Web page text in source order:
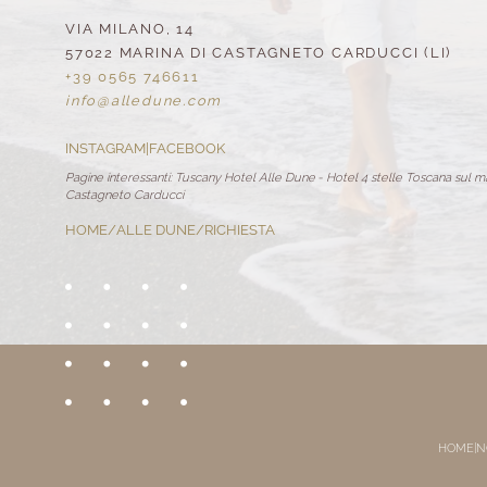
VIA MILANO, 14
57022 MARINA DI CASTAGNETO CARDUCCI (LI)
+39 0565 746611
info@ alledune. com
INSTAGRAM|FACEBOOK
Pagine interessanti: Tuscany Hotel Alle Dune - Hotel 4 stelle Toscana sul
Castagneto Carducci
HOME/ALLE DUNE/RICHIESTA
HOME